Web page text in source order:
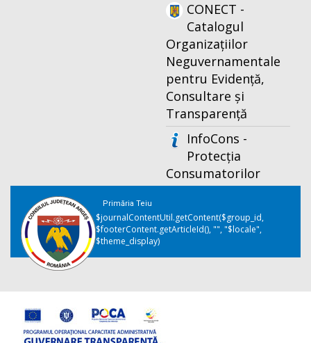
CONECT -
Catalogul
Organizațiilor
Neguvernamentale
pentru Evidență,
Consultare și
Transparență
InfoCons -
Protecția
Consumatorilor
Primăria Teiu
$journalContentUtil.getContent($group_id,
$footerContent.getArticleId(), "", "$locale",
$theme_display)